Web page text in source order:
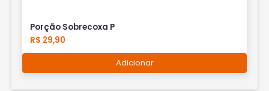
Porção Sobrecoxa P
R$ 29,90
Adicionar